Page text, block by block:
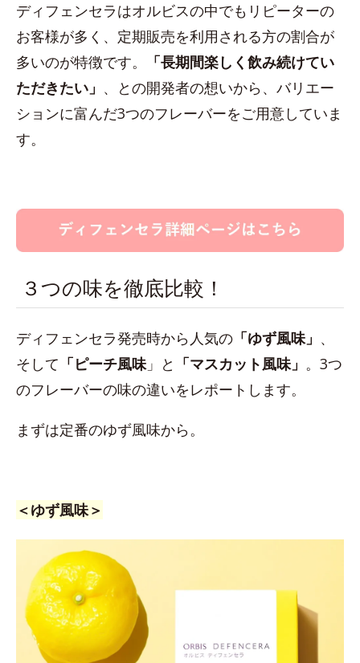
ディフェンセラはオルビスの中でもリピーターの
お客様が多く、定期販売を利用される方の割合が
多いのが特徴です。
「長期間楽しく飲み続けてい
ただきたい」 、との開発者の想いから、バリエー
ションに富んだ3つのフレーバーをご用意していま
す。
３つの味を徹底比較！
ディフェンセラ発売時から人気の 「ゆず風味」 、
そして 「ピーチ風味 」と 「マスカット風味」 。3つ
のフレーバーの味の違いをレポートします。
まずは定番のゆず風味から。
＜ゆず風味＞